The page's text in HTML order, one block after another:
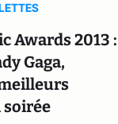
Awards 2013 :
Gaga,
soirée